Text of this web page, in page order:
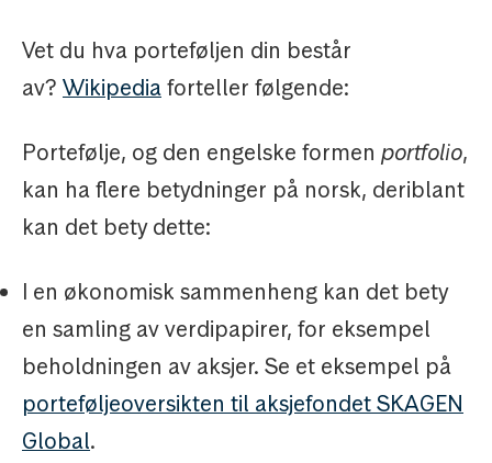
Vet du hva porteføljen din består
av? Wikipediaforteller følgende:
Portefølje, og den engelske formen portfolio,
kan ha flere betydninger på norsk, deriblant
kan det bety dette:
I en økonomisk sammenheng kan det bety
en samling av verdipapirer, for eksempel
beholdningen av aksjer. Se et eksempel på
porteføljeoversikten til aksjefondet SKAGEN
Global.